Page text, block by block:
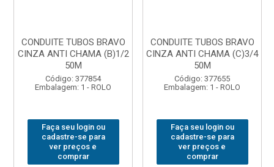
CONDUITE TUBOS BRAVO
CINZA ANTI CHAMA (B)1/2
50M
Código: 377854
Embalagem: 1 - ROLO
Faça seu login ou
cadastre-se para
ver preços e
comprar
CONDUITE TUBOS BRAVO
CINZA ANTI CHAMA (C)3/4
50M
Código: 377655
Embalagem: 1 - ROLO
Faça seu login ou
cadastre-se para
ver preços e
comprar